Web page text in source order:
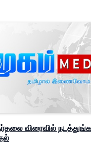
விரைவில்